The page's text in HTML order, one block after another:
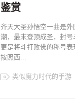
鉴赏
齐天大圣孙悟空一曲是
潮，最末登顶成圣，封
更是将斗打败佛的称号
按照西...
类似魔力时代的手游